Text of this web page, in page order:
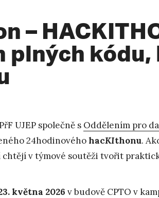
–
plných
UJEP společně s Oddělením pro
24hodinovéhohacKIthonu.
chtějí v týmové soutěži tvořit
května 2026 v budově CPTO v